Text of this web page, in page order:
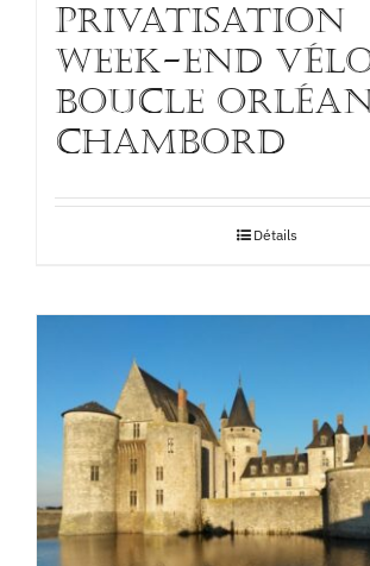
PRIVATISATION
WEEK-END
BOUCLE
CHAMBORD
Détails